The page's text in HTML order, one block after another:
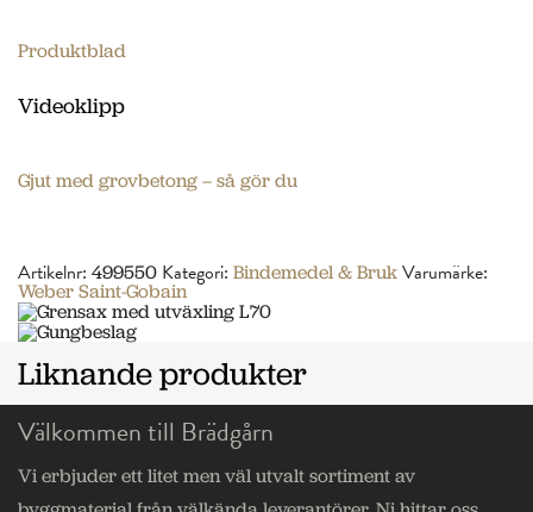
Produktblad
Videoklipp
Gjut med grovbetong – så gör du
Artikelnr: 499550 Kategori: Bindemedel & BrukVarumärke:
Weber Saint-Gobain
Liknande produkter
Välkommen till Brädgårn
Vi erbjuder ett litet men väl utvalt sortiment av